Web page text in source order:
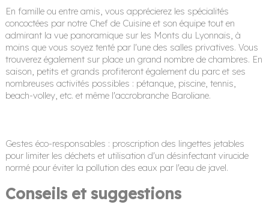
En famille ou entre amis, vous apprécierez les spécialités
concoctées par notre Chef de Cuisine et son équipe tout en
admirant la vue panoramique sur les Monts du Lyonnais, à
moins que vous soyez tenté par l'une des salles privatives. Vous
trouverez également sur place un grand nombre de chambres. En
saison, petits et grands profiteront également du parc et ses
nombreuses activités possibles : pétanque, piscine, tennis,
beach-volley, etc. et même l'accrobranche Baroliane.
Gestes éco-responsables : proscription des lingettes jetables
pour limiter les déchets et utilisation d'un désinfectant virucide
normé pour éviter la pollution des eaux par l'eau de javel.
Conseils et suggestions